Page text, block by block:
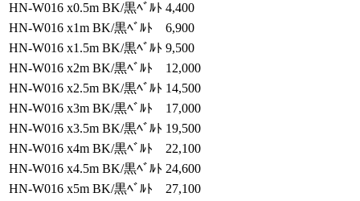
HN-W016 x0.5m BK/黒ﾍﾞﾙﾄ 4,400
HN-W016 x1m BK/黒ﾍﾞﾙﾄ
6,900
HN-W016 x1.5m BK/黒ﾍﾞﾙﾄ 9,500
HN-W016 x2m BK/黒ﾍﾞﾙﾄ
12,000
HN-W016 x2.5m BK/黒ﾍﾞﾙﾄ 14,500
HN-W016 x3m BK/黒ﾍﾞﾙﾄ
17,000
HN-W016 x3.5m BK/黒ﾍﾞﾙﾄ 19,500
HN-W016 x4m BK/黒ﾍﾞﾙﾄ
22,100
HN-W016 x4.5m BK/黒ﾍﾞﾙﾄ 24,600
HN-W016 x5m BK/黒ﾍﾞﾙﾄ
27,100